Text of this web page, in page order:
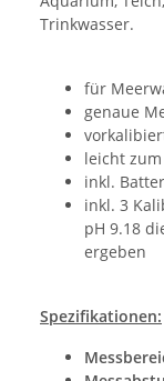
Trinkwasser.
für
genaue
leicht
inkl.
inkl. 3
pH 9.18
ergeben
Spezifikationen: